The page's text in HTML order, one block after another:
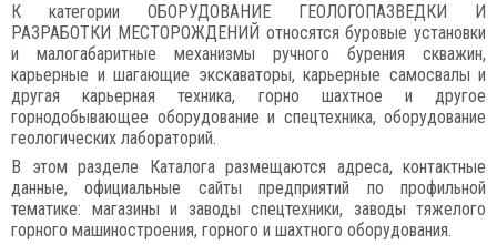
К категории ОБОРУДОВАНИЕ ГЕОЛОГОПАЗВЕДКИ И
РАЗРАБОТКИ МЕСТОРОЖДЕНИЙ относятся буровые установки
и малогабаритные механизмы ручного бурения скважин,
карьерные и шагающие экскаваторы, карьерные самосвалы и
другая карьерная техника, горно шахтное и другое
горнодобывающее оборудование и спецтехника, оборудование
геологических лабораторий.
В этом разделе Каталога размещаются адреса, контактные
данные, официальные сайты предприятий по профильной
тематике: магазины и заводы спецтехники, заводы тяжелого
горного машиностроения, горного и шахтного оборудования.